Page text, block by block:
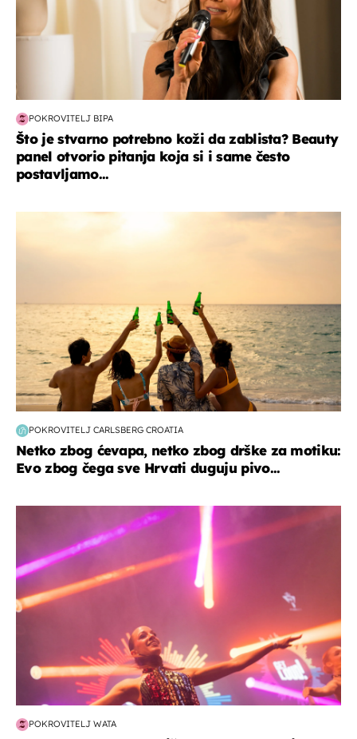
POKROVITELJ BIPA
Što je stvarno potrebno koži da zablista? Beauty
panel otvorio pitanja koja si i same često
postavljamo...
POKROVITELJ CARLSBERG CROATIA
Netko zbog ćevapa, netko zbog drške za motiku:
Evo zbog čega sve Hrvati duguju pivo...
POKROVITELJ WATA